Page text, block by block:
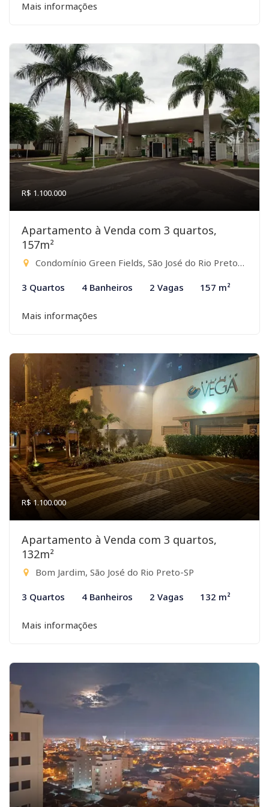
Mais informações
R$ 1.100.000
Apartamento à Venda com 3 quartos,
157m²
Condomínio Green Fields, São José do Rio Preto-SP
3 Quartos 4 Banheiros 2 Vagas 157 m²
Mais informações
R$ 1.100.000
Apartamento à Venda com 3 quartos,
132m²
Bom Jardim, São José do Rio Preto-SP
3 Quartos 4 Banheiros 2 Vagas 132 m²
Mais informações